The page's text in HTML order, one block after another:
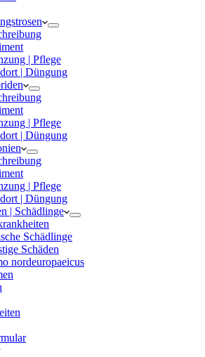
| Pflege
| Düngung
| Pflege
| Düngung
| Pflege
| Düngung
| Schädlinge
Schädlinge
Schäden
nordeuropaeicus